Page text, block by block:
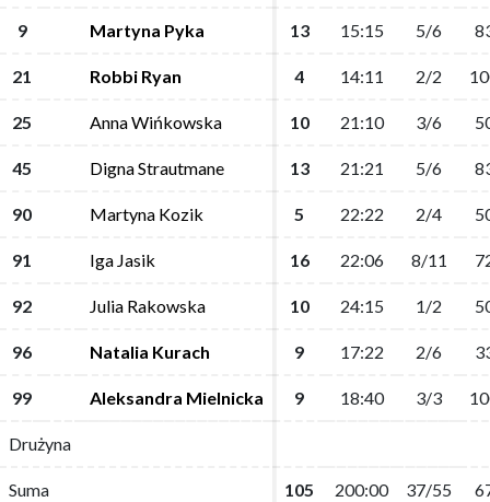
9 Martyna Pyka 13 15:15 5/6
21 Robbi Ryan 4 14:11 2/2
25 Anna Wińkowska 10 21:10 3/6
45 Digna Strautmane 13 21:21 5/6
90 Martyna Kozik 5 22:22 2/4
91 Iga Jasik 16 22:06 8/11
92 Julia Rakowska 10 24:15 1/2
96 Natalia Kurach 9 17:22 2/6
99 Aleksandra Mielnicka 9 18:40 3/3
Drużyna
Suma 105 200:00 37/55
9 Martyna Pyka 13 15:15 5/6
21 Robbi Ryan 4 14:11 2/2
25 Anna Wińkowska 10 21:10 3/6
45 Digna Strautmane 13 21:21 5/6
90 Martyna Kozik 5 22:22 2/4
91 Iga Jasik 16 22:06 8/11
92 Julia Rakowska 10 24:15 1/2
96 Natalia Kurach 9 17:22 2/6
99 Aleksandra Mielnicka 9 18:40 3/3
Drużyna
Suma 105 200:00 37/55